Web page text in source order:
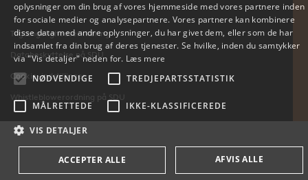
Tilgængelighedserklæring
Databeskyttelse på SDU
Cookie-indstillinger
Whistleblowerordning på SDU
ENGLISH
oplysninger om din brug af vores hjemmeside med vores partnere inden
for sociale medier og analysepartnere. Vores partnere kan kombinere
disse data med andre oplysninger, du har givet dem, eller som de har
indsamlet fra din brug af deres tjenester. Se hvilke, inden du samtykker
via "Vis detaljer" neden for. Læs mere
NØDVENDIGE
TREDJEPARTSSTATISTIK
MÅLRETTEDE IKKE-KLASSIFICEREDE
VIS DETALJER
ACCEPTER ALLE AFVIS ALLE